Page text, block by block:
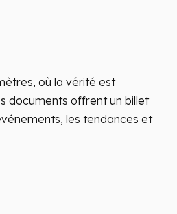
où la vérité est
documents offrent un billet
les tendances et